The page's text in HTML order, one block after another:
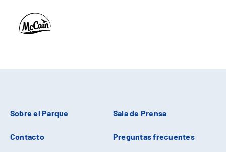
Sobre el Parque Sala de Prensa
Contacto Preguntas frecuentes